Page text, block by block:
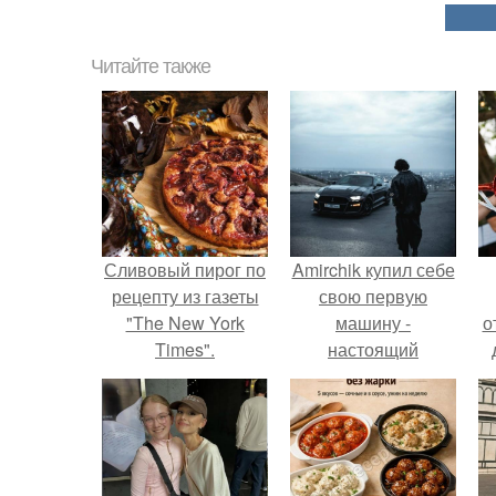
Читайте также
Сливовый пирог по
рецепту из газеты
"The New York
Times".
Amirchik купил себе
свою первую
машину -
настоящий
автомобиль мечты
для многих
автолюбителей.